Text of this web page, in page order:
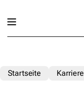
Startseite Karriere